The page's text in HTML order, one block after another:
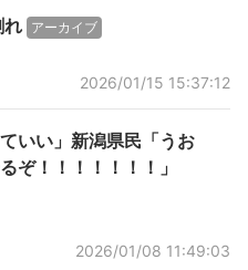
れ アーカイブ
2026/01/15 15:37:12
いい」新潟県民「うお
ぞ！！！！！！！」
2026/01/08 11:49:03